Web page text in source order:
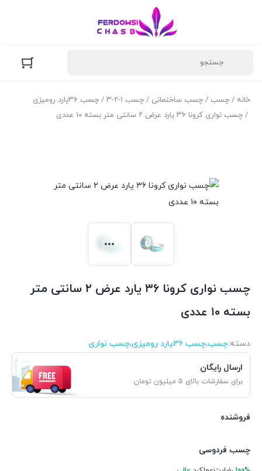
خانه / چسب / چسب ساختمانی / چسب ۱-۲-۳ / چسب ۳۶یارد رومیزی
/ چسب نواری کرونا ۳۶ یارد عرض ۲ سانتی متر بسته ۱۰ عددی
چسب نواری کرونا ۳۶ یارد عرض ۲ سانتی متر
بسته ۱۰ عددی
دسته:چسب,چسب ۳۶یارد رومیزی ,چسب نواری
ارسال رایگان
برای سفارشات بالای 5 میلیون تومان
فروشنده
چسب فردوسی